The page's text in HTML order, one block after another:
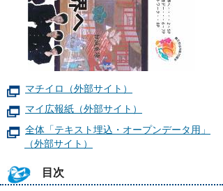
マチイロ（外部サイト）
マイ広報紙（外部サイト）
全体「テキスト埋込・オープンデータ用」
（外部サイト）
目次